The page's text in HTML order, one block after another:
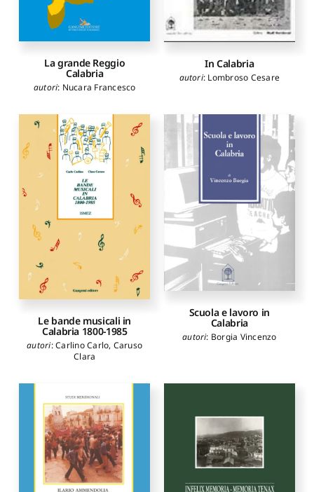
La grande Reggio
Calabria
autori: Nucara Francesco
In Calabria
autori: Lombroso Cesare
Le bande musicali in
Calabria 1800-1985
autori:Carlino Carlo, Caruso
Clara
Scuola e lavoro in
Calabria
autori: Borgia Vincenzo